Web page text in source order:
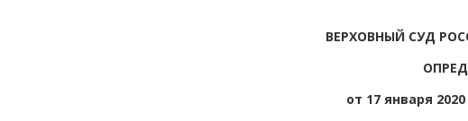
ВЕРХОВНЫЙ СУД
от 17 января